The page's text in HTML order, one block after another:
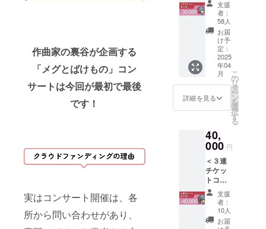
作曲家の裏谷が企画する
「メグとばけもの」コン
サートは今回が最初で最後
です！
実はコンサート開催は、各
所から問い合わせがあり、
文字数
が多い
場合
は、適
宜サイ
ズを調
整させ
ていた
だきま
す。
め、リ
ターン
の送付
時期が
変動す
る可能
性があ
りま
す。そ
活動報
告にて
ご連絡
します
が、何
卒ご容
赦くだ
さい。
◆ お届
け方
法： ・
CAMPF
IREメッ
聴権
（デジ
タル）
[10] コ
ンサー
ト映像
DVD
[11] ク
レジッ
（コン
サート
ンサー
トパン
フレッ
ト [13]
クレ
ジット
掲載
（コン
サート
パンフ
です。
※現在昼
公演を
予定し
ており
ます
が、多
くのご
支援を
けた場
合、昼
なる場
合があ
りま
す。夜
公演チ
ケット
に切り
替わる
際は、
本ペー
ンジCD
[６] オ
リジナ
ル・サ
ウンド
トラッ
ク DL
カード
（１
種）
ウンド
トラッ
ク LPレ
コード
２枚組
[８] コ
ンサー
ト音源
ダウン
ロード
内容
物：
[２] お
礼メッ
セージ
入り
アート
カー
ド：１
枚 [４]
オル
ゴール
ジフル
アルバ
ム（デ
ジタ
ル）
[８] コ
ンサー
ト音源
ダウン
ロード
支援
者：
58人
お届
け予
定：
2025
年04
月
詳細を見る
こ
の
リ
タ
ー
ン
を
選
択
す
る
40,
000 円
＜３連
チケッ
トコー
ス＞ ◆
内容
物：
[２] お
支援
者：
10人
お届